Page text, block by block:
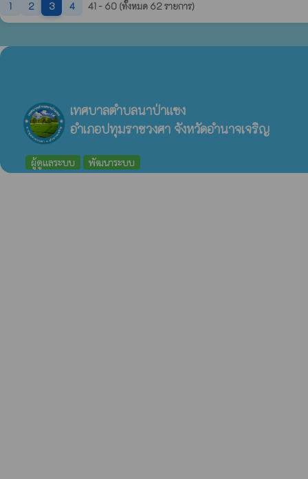
1 2 3 4 41 - 60 (ทั้งหมด 62 รายการ)
เทศบาลตำบลนาป่าแซง
อำเภอปทุมราชวงศา จังหวัดอำนาจเจริญ
ผู้ดูแลระบบ พัฒนาระบบ